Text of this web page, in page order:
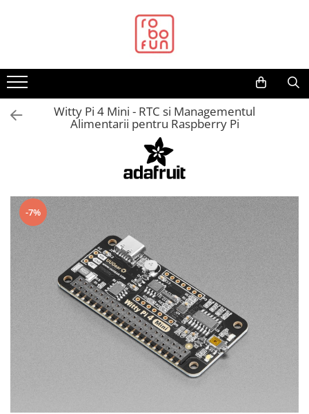
Arduino Original
Arduino Compatibil
Raspberry PI
Accesorii
Audio
Cabluri si Conectori
Camera
Witty Pi 4 Mini - RTC si Managementul
Alimentarii pentru Raspberry Pi
-7%